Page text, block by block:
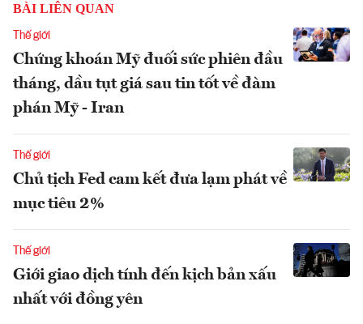
BÀI LIÊN QUAN
Thế giới
Chứng khoán Mỹ đuối sức phiên đầu
tháng, dầu tụt giá sau tin tốt về đàm
phán Mỹ - Iran
Thế giới
Chủ tịch Fed cam kết đưa lạm phát về
mục tiêu 2%
Thế giới
Giới giao dịch tính đến kịch bản xấu
nhất với đồng yên